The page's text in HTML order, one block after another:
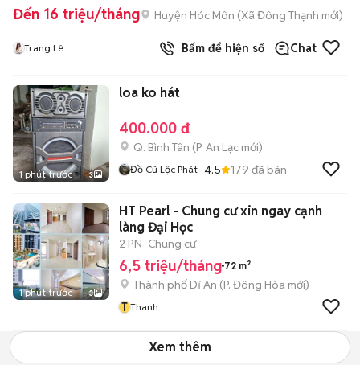
Đến 16 triệu/tháng Huyện Hóc Môn (Xã Đông Thạnh mới)
Trang Lê Bấm để hiện số Chat
1 phút trước 3
loa ko hát
400.000 đ
Q. Bình Tân (P. An Lạc mới)
Đồ Cũ Lộc Phát 4.5 179 đã bán
1 phút trước 3
HT Pearl - Chung cư xin ngay cạnh
làng Đại Học
2 PN Chung cư
6,5 triệu/tháng 72 m²
Thành phố Dĩ An (P. Đông Hòa mới)
T Thanh
Xem thêm